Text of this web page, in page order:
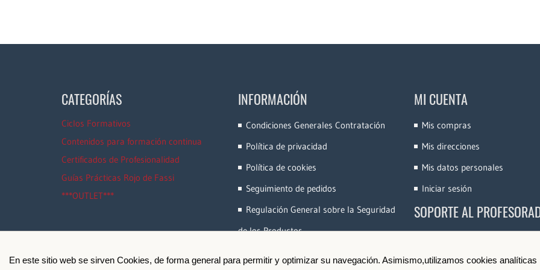
En este sitio web se sirven Cookies, de forma general para permitir y optimizar su navegación. Asimismo,utilizamos cookies analíticas
CATEGORÍAS
Ciclos Formativos
Contenidos para formación continua
Certificados de Profesionalidad
Guías Prácticas Rojo de Fassi
***OUTLET***
INFORMACIÓN
Condiciones Generales Contratación
Política de privacidad
Política de cookies
Seguimiento de pedidos
Regulación General sobre la Seguridad
de los Productos
MI CUENTA
Mis compras
Mis direcciones
Mis datos personales
Iniciar sesión
SOPORTE AL
Conoce e-Videocinco